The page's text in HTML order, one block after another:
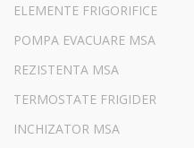
ELEMENTE FRIGORIFICE
POMPA EVACUARE MSA
REZISTENTA MSA
TERMOSTATE FRIGIDER
INCHIZATOR MSA